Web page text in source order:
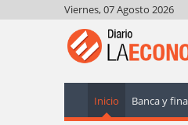
Viernes, 07 Agosto 2026
Inicio Banca y